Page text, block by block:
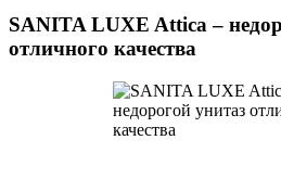
SANITA LUXE Attica –
отличного качества